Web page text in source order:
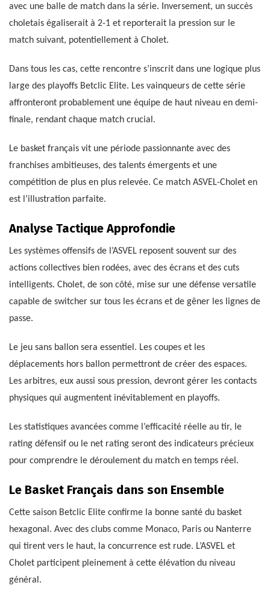
avec une balle de match dans la série. Inversement, un succès
choletais égaliserait à 2-1 et reporterait la pression sur le
match suivant, potentiellement à Cholet.
Dans tous les cas, cette rencontre s’inscrit dans une logique plus
large des playoffs Betclic Elite. Les vainqueurs de cette série
affronteront probablement une équipe de haut niveau en demi-
finale, rendant chaque match crucial.
Le basket français vit une période passionnante avec des
franchises ambitieuses, des talents émergents et une
compétition de plus en plus relevée. Ce match ASVEL-Cholet en
est l’illustration parfaite.
Analyse Tactique Approfondie
Les systèmes offensifs de l’ASVEL reposent souvent sur des
actions collectives bien rodées, avec des écrans et des cuts
intelligents. Cholet, de son côté, mise sur une défense versatile
capable de switcher sur tous les écrans et de gêner les lignes de
passe.
Le jeu sans ballon sera essentiel. Les coupes et les
déplacements hors ballon permettront de créer des espaces.
Les arbitres, eux aussi sous pression, devront gérer les contacts
physiques qui augmentent inévitablement en playoffs.
Les statistiques avancées comme l’efficacité réelle au tir, le
rating défensif ou le net rating seront des indicateurs précieux
pour comprendre le déroulement du match en temps réel.
Le Basket Français dans son Ensemble
Cette saison Betclic Elite confirme la bonne santé du basket
hexagonal. Avec des clubs comme Monaco, Paris ou Nanterre
qui tirent vers le haut, la concurrence est rude. L’ASVEL et
Cholet participent pleinement à cette élévation du niveau
général.